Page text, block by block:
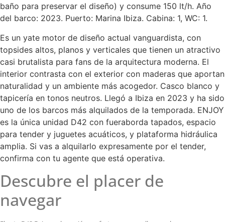
baño para preservar el diseño) y consume 150 lt/h. Año
del barco: 2023. Puerto: Marina Ibiza. Cabina: 1, WC: 1.
Es un yate motor de diseño actual vanguardista, con
topsides altos, planos y verticales que tienen un atractivo
casi brutalista para fans de la arquitectura moderna. El
interior contrasta con el exterior con maderas que aportan
naturalidad y un ambiente más acogedor. Casco blanco y
tapicería en tonos neutros. Llegó a Ibiza en 2023 y ha sido
uno de los barcos más alquilados de la temporada. ENJOY
es la única unidad D42 con fueraborda tapados, espacio
para tender y juguetes acuáticos, y plataforma hidráulica
amplia. Si vas a alquilarlo expresamente por el tender,
confirma con tu agente que está operativa.
Descubre el placer de
navegar